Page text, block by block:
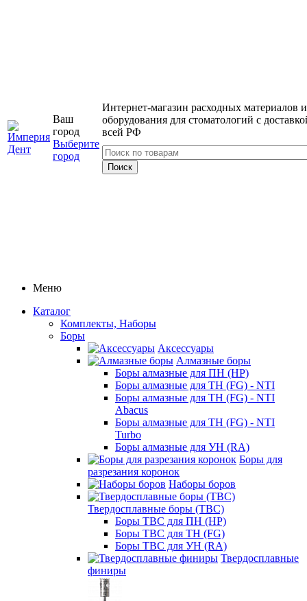
Ваш
город
Выберите
город
Интернет-магазин расходных материалов и
оборудования для стоматологий с
всей РФ
Меню
Каталог
Комплекты, Наборы
Боры
Аксессуары
Алмазные боры
Боры алмазные для ПН (HP)
Боры алмазные для ТН (FG) - NTI
Боры алмазные для ТН (FG) - NTI
Abacus
Боры алмазные для ТН (FG) - NTI
Turbo
Боры алмазные для УН (RA)
Боры для
разрезания коронок
Наборы боров
Твердосплавные боры (ТВС)
Боры ТВС для ПН (HP)
Боры ТВС для ТН (FG)
Боры ТВС для УН (RA)
Твердосплавные
финиры